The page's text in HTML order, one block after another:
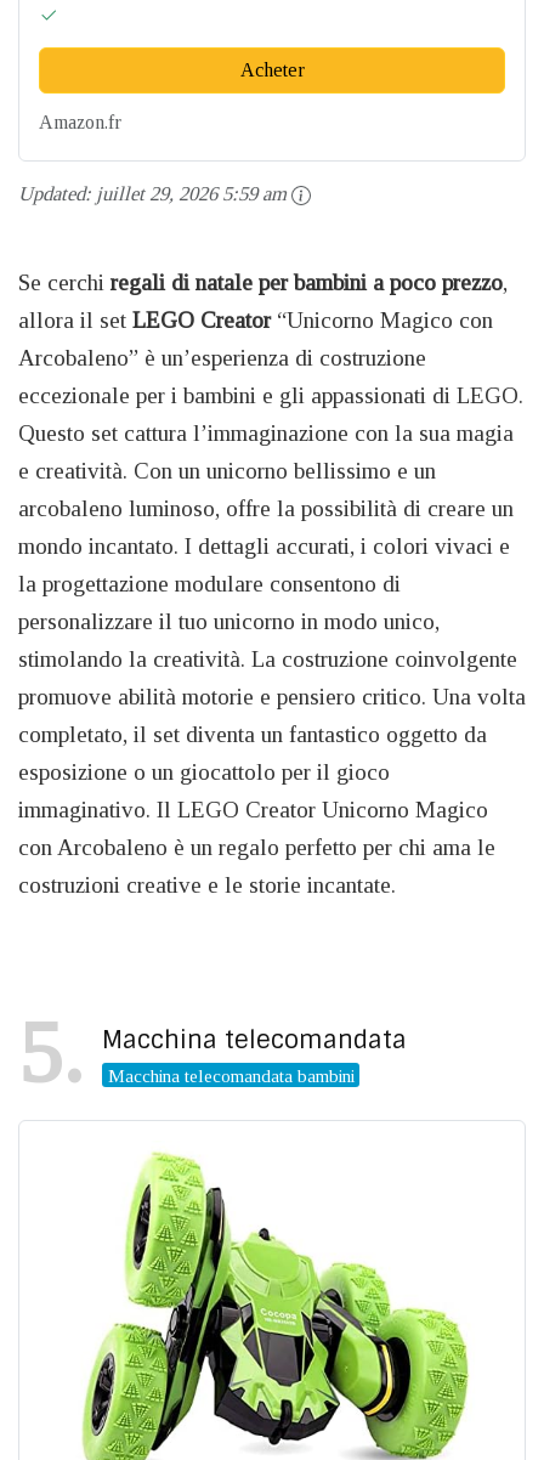
Acheter
Amazon.fr
Updated: juillet 29, 2026 5:59 am
Se cerchi regali di natale per bambini a poco prezzo,
allora il set LEGO Creator“Unicorno Magico con
Arcobaleno” è un’esperienza di costruzione
eccezionale per i bambini e gli appassionati di LEGO.
Questo set cattura l’immaginazione con la sua magia
e creatività. Con un unicorno bellissimo e un
arcobaleno luminoso, offre la possibilità di creare un
mondo incantato. I dettagli accurati, i colori vivaci e
la progettazione modulare consentono di
personalizzare il tuo unicorno in modo unico,
stimolando la creatività. La costruzione coinvolgente
promuove abilità motorie e pensiero critico. Una volta
completato, il set diventa un fantastico oggetto da
esposizione o un giocattolo per il gioco
immaginativo. Il LEGO Creator Unicorno Magico
con Arcobaleno è un regalo perfetto per chi ama le
costruzioni creative e le storie incantate.
5 Macchina telecomandata
Macchina telecomandata bambini